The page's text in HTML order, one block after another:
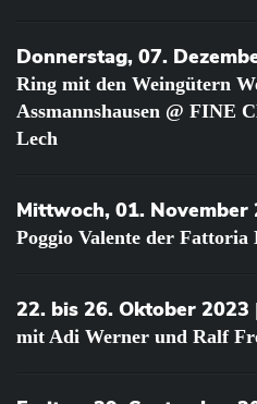
Donnerstag, 07.
Ring mit den Weingütern
Assmannshausen @ FINE
Lech
Mittwoch, 01. November
Poggio Valente der Fattoria
22. bis 26. Oktober 2023
mit Adi Werner und Ralf